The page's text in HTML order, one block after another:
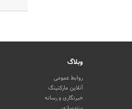
وبلاگ
روابط عمومی
آنلاین مارکتینگ
خبرنگاری و رسانه